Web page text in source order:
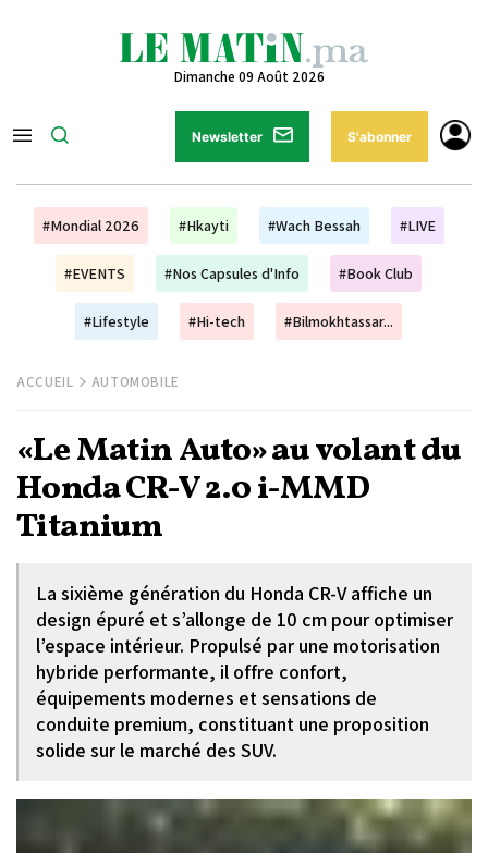
Dimanche 09 Août 2026
Newsletter S'abonner
#Mondial 2026 #Hkayti #Wach Bessah #LIVE
#EVENTS #Nos Capsules d'Info #Book Club
#Lifestyle #Hi-tech #Bilmokhtassar...
ACCUEIL AUTOMOBILE
«Le Matin Auto» au volant du
Honda CR-V 2.0 i-MMD
Titanium
La sixième génération du Honda CR-V affiche un
design épuré et s’allonge de 10 cm pour optimiser
l’espace intérieur. Propulsé par une motorisation
hybride performante, il offre confort,
équipements modernes et sensations de
conduite premium, constituant une proposition
solide sur le marché des SUV.